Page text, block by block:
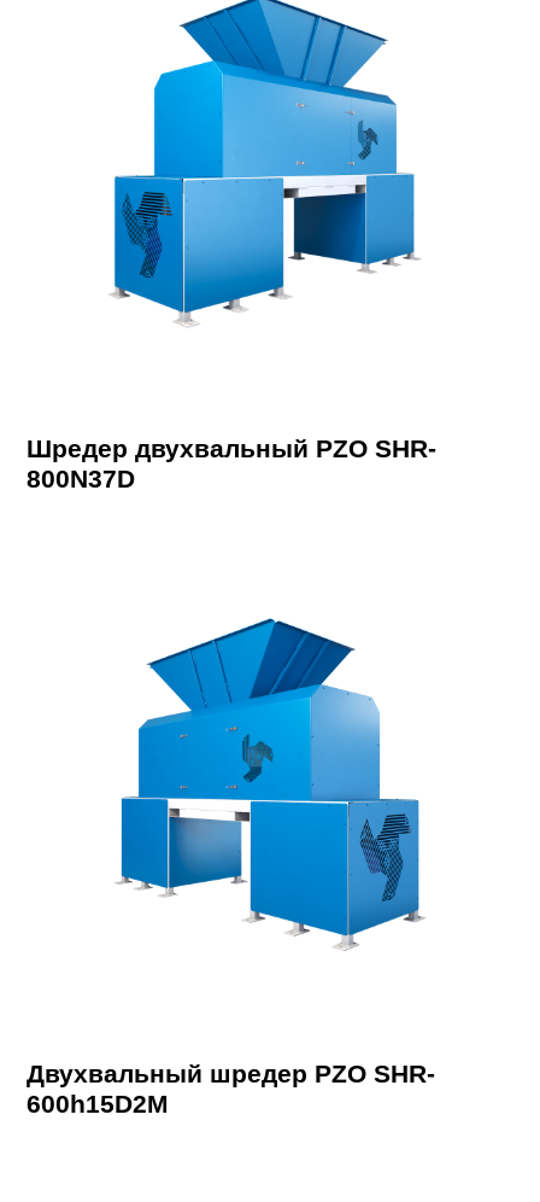
Шредер двухвальный PZO SHR-
800N37D
Двухвальный шредер PZO SHR-
600h15D2M